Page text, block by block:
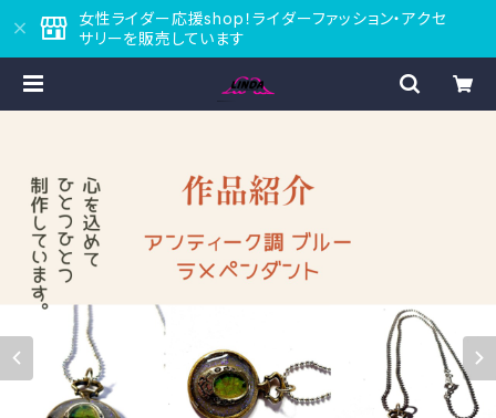
女性ライダー応援shop！ライダーファッション・アクセ
サリーを販売しています